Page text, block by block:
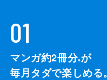
01
マンガ約2冊分※が
毎月タダで楽しめる。